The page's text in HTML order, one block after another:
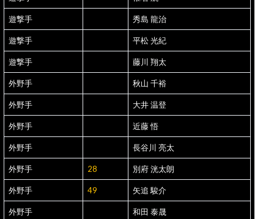
遊撃手 秀島 龍治
遊撃手 平松 光紀
遊撃手 藤川 翔太
外野手 秋山 千裕
外野手 大井 温登
外野手 近藤 悟
外野手 長谷川 亮太
外野手 28 別府 洸太朗
外野手 49 矢追 駿介
外野手 和田 泰晟